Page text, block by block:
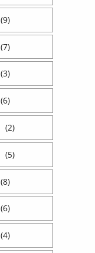
9
7
3
6
2
5
8
6
4